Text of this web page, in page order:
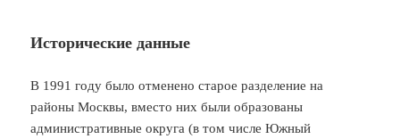
Исторические данные
В 1991 году было отменено старое разделение на
районы Москвы, вместо них были образованы
административные округа (в том числе Южный